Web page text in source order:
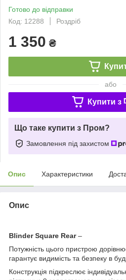
Готово до відправки
Код: 12288
Роздріб
1 350 ₴
або
Купити з
Що таке купити з Пром?
Замовлення під захистом
Опис Характеристики
Опис
Blinder Square Rear–
Потужність цього пристрою
гарантує видимість та безпеку в
Конструкція підкреслює